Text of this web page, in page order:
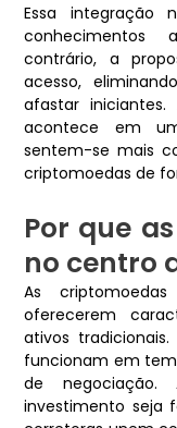
Essa integração
conhecimentos
contrário, a
acesso,
afastar
acontece em
sentem-se mais
criptomoedas de
Por que
no centro
As
oferecerem
ativos tradicionais.
funcionam em
de
investimento seja